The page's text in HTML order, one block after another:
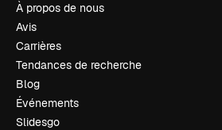
À propos de nous
Avis
Carrières
Tendances de recherche
Blog
Événements
Slidesgo